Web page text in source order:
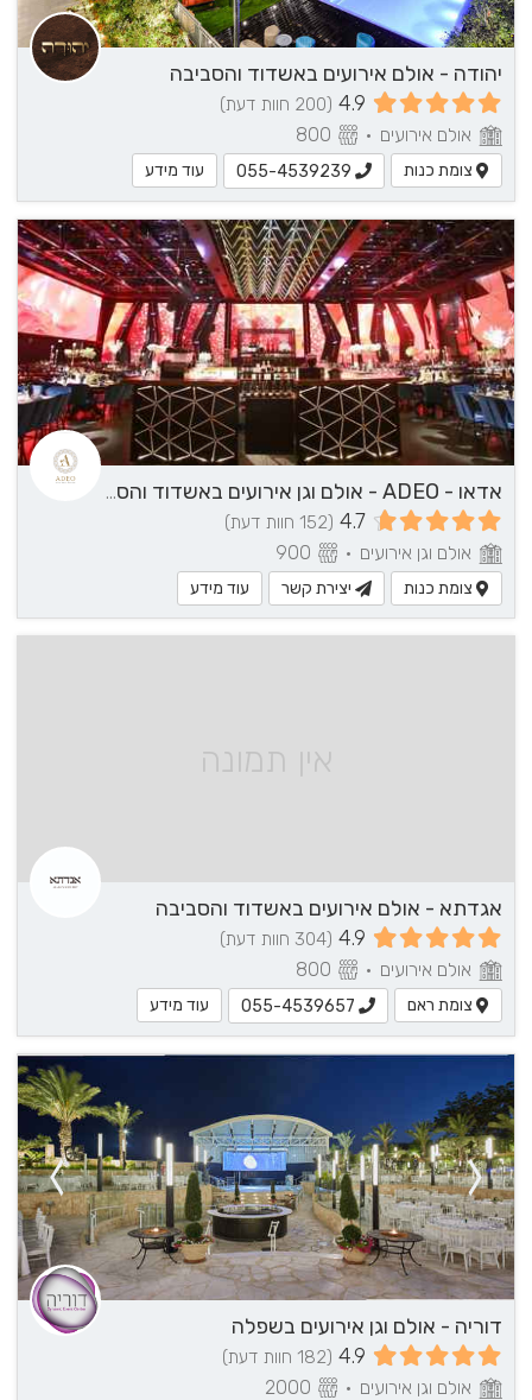
יהודה - אולם אירועים באשדוד והסביבה
4.9 (200 חוות דעת)
אולם אירועים •
צומת כנות 055-4539239 עוד מידע
אדאו - ADEO - אולם וגן אירועים באשדוד והסביבה
4.7 (152 חוות דעת)
אולם וגן אירועים •
צומת כנות יצירת קשר עוד מידע
אין תמונה
אגדתא - אולם אירועים באשדוד והסביבה
4.9 (304 חוות דעת)
אולם אירועים •
צומת ראם 055-4539657 עוד מידע
דוריה - אולם וגן אירועים בשפלה
4.9 (182 חוות דעת)
אולם וגן אירועים •